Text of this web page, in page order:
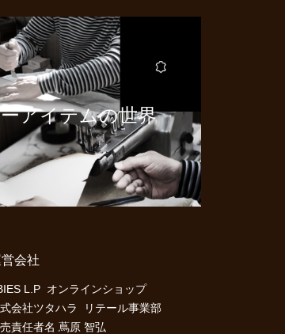
アイテムの世界
会社
L.P オンラインショップ
会社ツタハラ リテール事業部
責任者名 蔦原 智弘